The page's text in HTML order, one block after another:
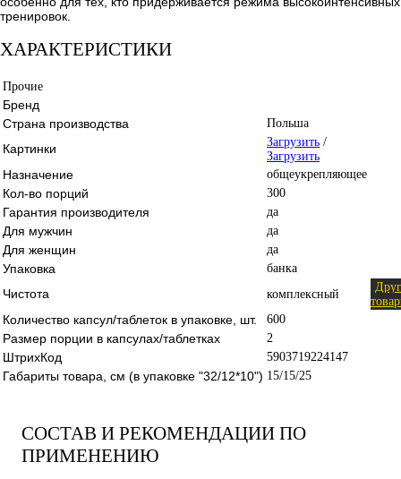
тренировок.
ХАРАКТЕРИСТИКИ
Прочие
Бренд
Страна производства
Польша
Картинки Загрузить /
Загрузить
Назначение общеукрепляющее
Кол-во порций 300
Гарантия производителя да
Для мужчин да
Для женщин да
Упаковка банка
Чистота комплексный
Количество капсул/таблеток в упаковке, шт. 600
Размер порции в капсулах/таблетках 2
ШтрихКод 5903719224147
Габариты товара, см (в упаковке "32/12*10") 15/15/25
СОСТАВ И РЕКОМЕНДАЦИИ ПО
ПРИМЕНЕНИЮ